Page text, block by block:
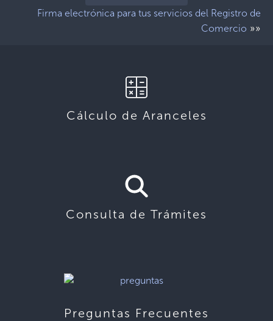
Firma electrónica para tus servicios del Registro de
Comercio »»
Cálculo de Aranceles
Consulta de Trámites
Preguntas Frecuentes